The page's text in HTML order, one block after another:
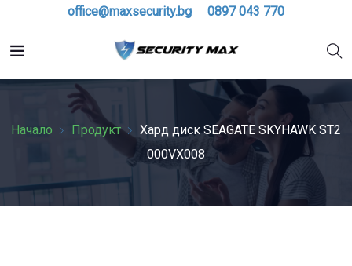
office@maxsecurity.bg 0897 043 770
Начало Продукт
Хард диск SEAGATE SKYHAWK ST2
000VX008